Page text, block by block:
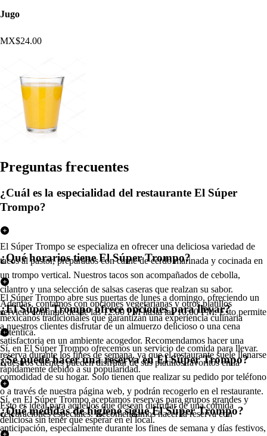
Jugo
MX$24.00
Preguntas frecuentes
¿Cuál es la especialidad del restaurante El Súper
Trompo?
El Súper Trompo se especializa en ofrecer una deliciosa variedad de
tacos al pastor, preparados con carne de cerdo marinada y cocinada en
un trompo vertical. Nuestros tacos son acompañados de cebolla,
cilantro y una selección de salsas caseras que realzan su sabor.
Además, contamos con opciones vegetarianas y otros platillos
mexicanos tradicionales que garantizan una experiencia culinaria
auténtica.
¿Qué horarios tiene El Súper Trompo?
El Súper Trompo abre sus puertas de lunes a domingo, ofreciendo un
servicio continuo desde las 12:00 PM hasta las 10:00 PM. Esto permite
a nuestros clientes disfrutar de un almuerzo delicioso o una cena
satisfactoria en un ambiente acogedor. Recomendamos hacer una
reserva durante los fines de semana, ya que el restaurante suele llenarse
rápidamente debido a su popularidad.
¿El Súper Trompo ofrece opciones para llevar?
Sí, en El Súper Trompo ofrecemos un servicio de comida para llevar.
Nuestros clientes pueden disfrutar de sus platillos favoritos en la
comodidad de su hogar. Solo tienen que realizar su pedido por teléfono
o a través de nuestra página web, y podrán recogerlo en el restaurante.
Esto es ideal para aquellos que desean disfrutar de una comida
deliciosa sin tener que esperar en el local.
¿Se puede hacer una reserva en El Súper Trompo?
Sí, en El Súper Trompo aceptamos reservas para grupos grandes y
celebraciones especiales. Recomendamos hacer la reserva con
anticipación, especialmente durante los fines de semana y días festivos,
¿Qué medidas de higiene sigue El Súper Trompo?